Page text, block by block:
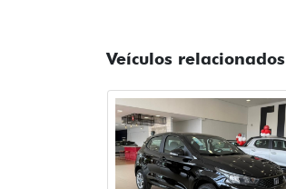
Veículos relacionados